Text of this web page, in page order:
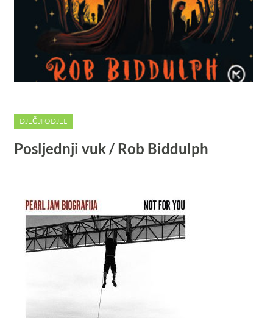
DJEČJI ODJEL
Posljednji vuk / Rob Biddulph